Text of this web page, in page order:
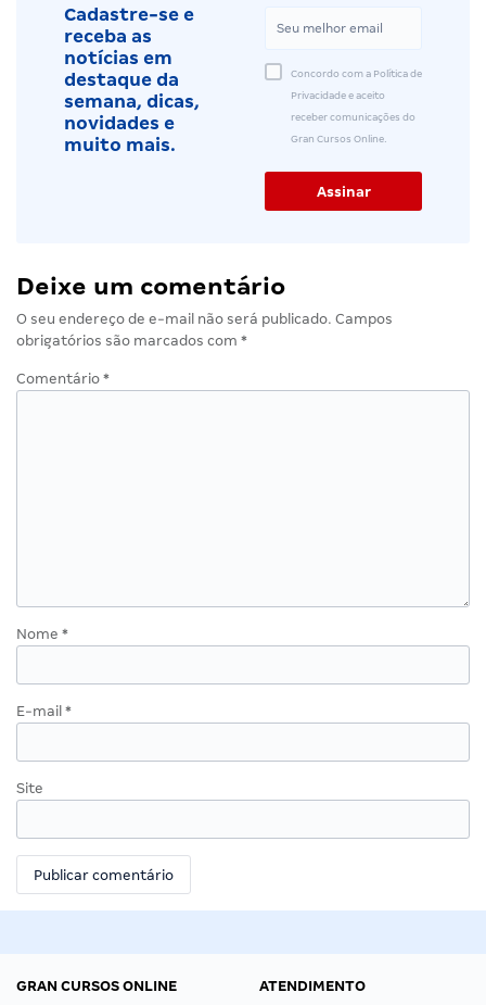
Cadastre-se e
receba as
notícias em
destaque da
semana, dicas,
novidades e
muito mais.
Concordo com a Política de
Privacidade e aceito
receber comunicações do
Gran Cursos Online.
Deixe um comentário
O seu endereço de e-mail não será publicado. Campos
obrigatórios são marcados com *
Comentário *
Nome *
E-mail *
Site
GRAN CURSOS ONLINE
ATENDIMENTO